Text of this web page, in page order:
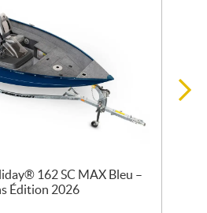
162 SC MAX Bleu –
Édition 2026